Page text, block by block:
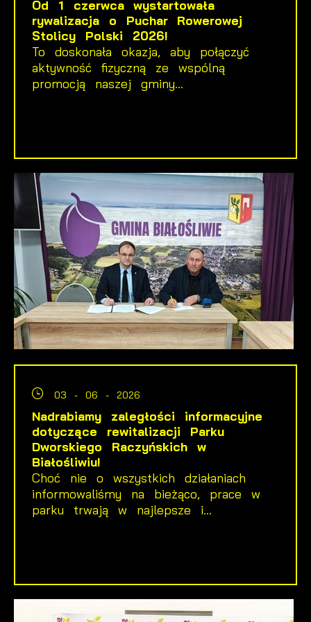
Od 1 czerwca wystartowała
rywalizacja o Puchar Rowerowej
Stolicy Polski 2026!
To doskonała okazja, aby połączyć
aktywność fizyczną ze wspólną
promocją naszej gminy...
03 - 06 - 2026
Nadrabiamy zaległości informacyjne
dotyczące rewitalizacji Parku
Dworskiego Raczyńskich w
Białośliwiu!
Choć nie o wszystkich działaniach
informowaliśmy na bieżąco, prace w
parku trwają w najlepsze i...